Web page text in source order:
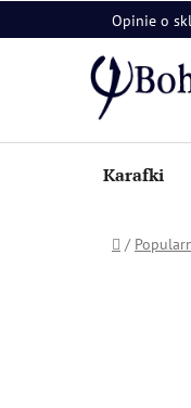
do
Opinie o
Karafki
Home
/